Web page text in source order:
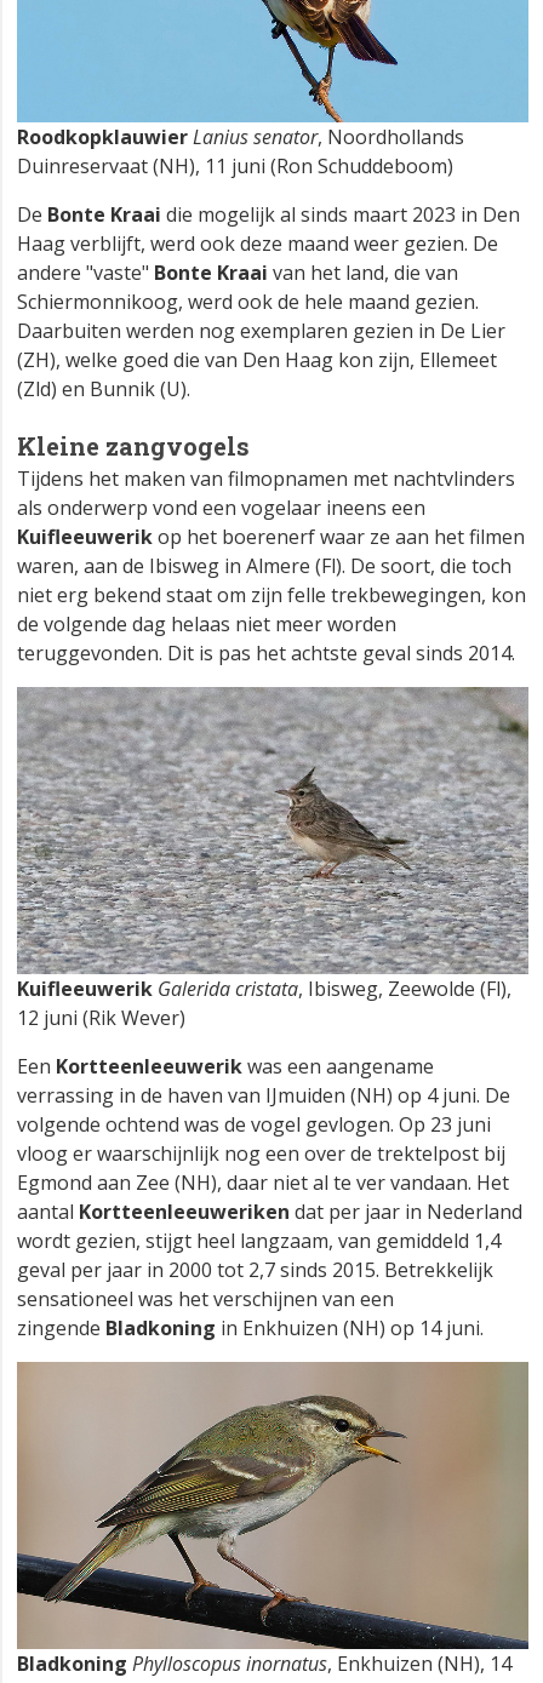
RoodkopklauwierLanius senator, Noordhollands
Duinreservaat (NH), 11 juni (Ron Schuddeboom)
De Bonte Kraai die mogelijk al sinds maart 2023 in Den
Haag verblijft, werd ook deze maand weer gezien. De
andere "vaste" Bonte Kraai van het land, die van
Schiermonnikoog, werd ook de hele maand gezien.
Daarbuiten werden nog exemplaren gezien in De Lier
(ZH), welke goed die van Den Haag kon zijn, Ellemeet
(Zld) en Bunnik (U).
Kleine zangvogels
Tijdens het maken van filmopnamen met nachtvlinders
als onderwerp vond een vogelaar ineens een
Kuifleeuwerikop het boerenerf waar ze aan het filmen
waren, aan de Ibisweg in Almere (Fl). De soort, die toch
niet erg bekend staat om zijn felle trekbewegingen, kon
de volgende dag helaas niet meer worden
teruggevonden. Dit is pas het achtste geval sinds 2014.
Kuifleeuwerik Galerida cristata, Ibisweg, Zeewolde (Fl),
12 juni (Rik Wever)
Een Kortteenleeuwerikwas een aangename
verrassing in de haven van IJmuiden (NH) op 4 juni. De
volgende ochtend was de vogel gevlogen. Op 23 juni
vloog er waarschijnlijk nog een over de trektelpost bij
Egmond aan Zee (NH), daar niet al te ver vandaan. Het
aantal Kortteenleeuweriken dat per jaar in Nederland
wordt gezien, stijgt heel langzaam, van gemiddeld 1,4
geval per jaar in 2000 tot 2,7 sinds 2015. Betrekkelijk
sensationeel was het verschijnen van een
zingende Bladkoning in Enkhuizen (NH) op 14 juni.
Bladkoning Phylloscopus inornatus, Enkhuizen (NH), 14